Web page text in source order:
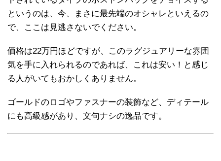
というのは、今、まさに最先端のオシャレといえるの
で、ここは見逃さないでください。
価格は22万円ほどですが、このラグジュアリーな雰囲
気を手に入れられるのであれば、これは安い！と感じ
る人がいてもおかしくありません。
ゴールドのロゴやファスナーの装飾など、ディテール
にも高級感があり、文句ナシの逸品です。